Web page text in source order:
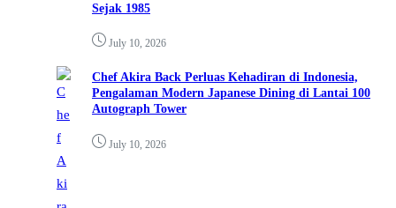
Sejak 1985
July 10, 2026
Chef Akira Back Perluas Kehadiran di Indonesia,
Pengalaman Modern Japanese Dining di Lantai 100
Autograph Tower
July 10, 2026